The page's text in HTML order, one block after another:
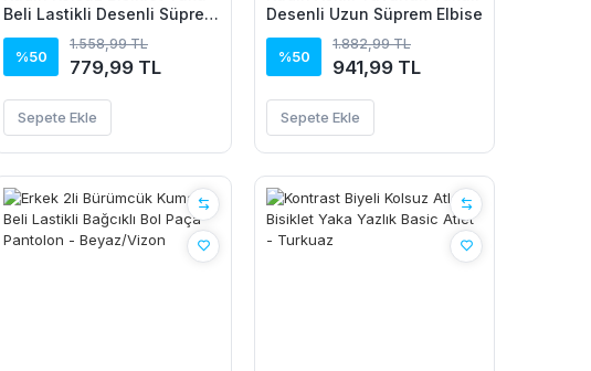
Beli Lastikli Desenli Süprem
Elbise
%50
1.558,99 TL
779,99 TL
Sepete Ekle
Desenli Uzun Süprem Elbise
%50
1.882,99 TL
941,99 TL
Sepete Ekle